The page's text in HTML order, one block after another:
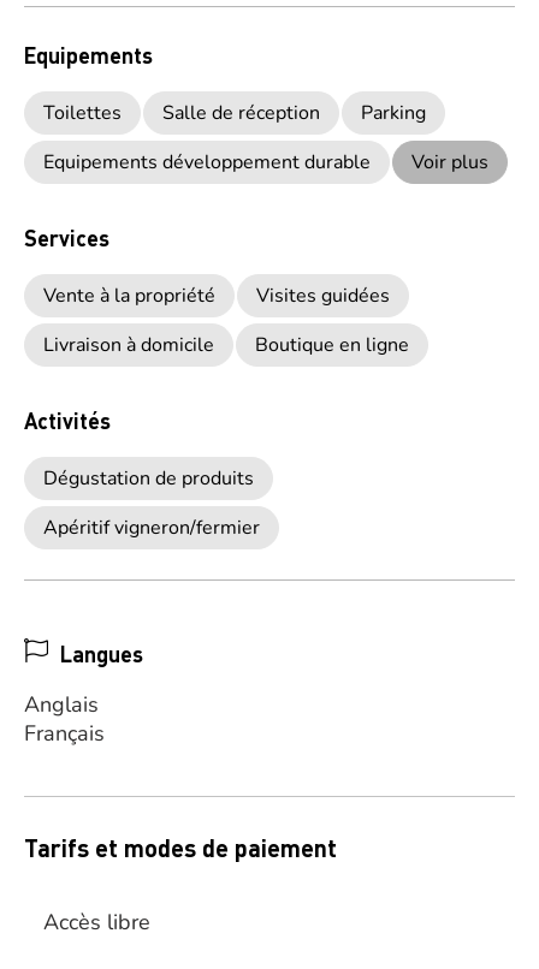
Equipements
Toilettes Salle de réception
Parking
Equipements développement durable
Voir plus
Services
Vente à la propriété
Visites guidées
Livraison à domicile
Boutique en ligne
Activités
Dégustation de produits
Apéritif vigneron/fermier
Langues
Anglais
Français
Tarifs et modes de paiement
Accès libre